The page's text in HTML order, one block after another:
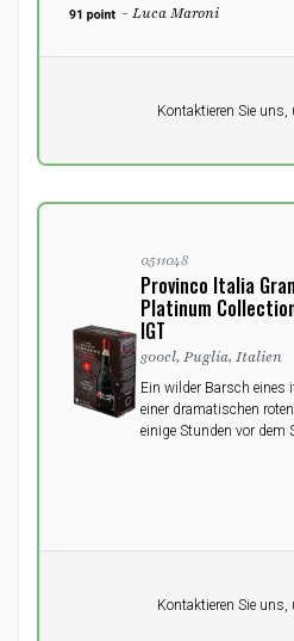
- Luca Maroni
Kontaktieren Sie uns,
0511048
Provinco Italia
Platinum
IGT
300cl, Puglia, Italien
Ein wilder Barsch
einer dramatischen
einige Stunden vor dem
Kontaktieren Sie uns,